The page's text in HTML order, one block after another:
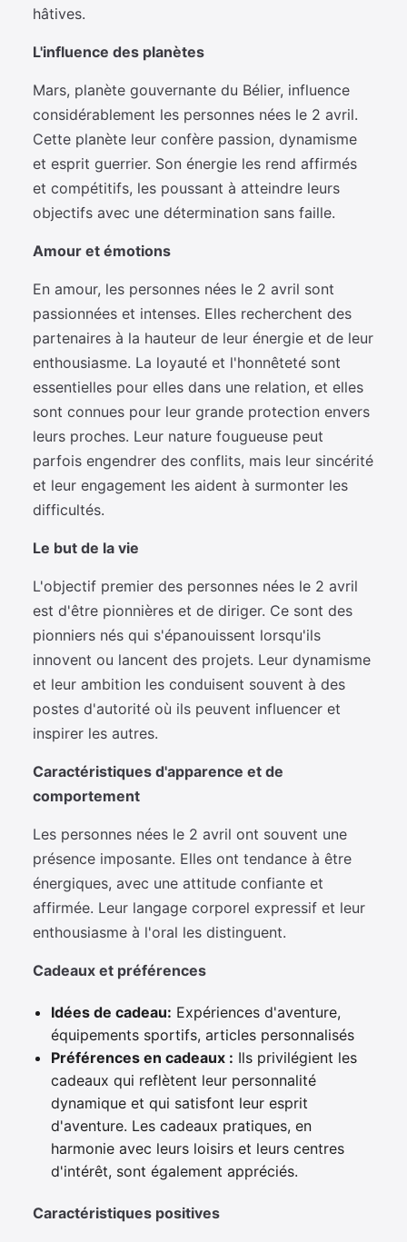
hâtives.
L'influence des planètes
Mars, planète gouvernante du Bélier, influence
considérablement les personnes nées le 2 avril.
Cette planète leur confère passion, dynamisme
et esprit guerrier. Son énergie les rend affirmés
et compétitifs, les poussant à atteindre leurs
objectifs avec une détermination sans faille.
Amour et émotions
En amour, les personnes nées le 2 avril sont
passionnées et intenses. Elles recherchent des
partenaires à la hauteur de leur énergie et de leur
enthousiasme. La loyauté et l'honnêteté sont
essentielles pour elles dans une relation, et elles
sont connues pour leur grande protection envers
leurs proches. Leur nature fougueuse peut
parfois engendrer des conflits, mais leur sincérité
et leur engagement les aident à surmonter les
difficultés.
Le but de la vie
L'objectif premier des personnes nées le 2 avril
est d'être pionnières et de diriger. Ce sont des
pionniers nés qui s'épanouissent lorsqu'ils
innovent ou lancent des projets. Leur dynamisme
et leur ambition les conduisent souvent à des
postes d'autorité où ils peuvent influencer et
inspirer les autres.
Caractéristiques d'apparence et de
comportement
Les personnes nées le 2 avril ont souvent une
présence imposante. Elles ont tendance à être
énergiques, avec une attitude confiante et
affirmée. Leur langage corporel expressif et leur
enthousiasme à l'oral les distinguent.
Cadeaux et préférences
Idées de cadeau: Expériences d'aventure,
équipements sportifs, articles personnalisés
Préférences en cadeaux : Ils privilégient les
cadeaux qui reflètent leur personnalité
dynamique et qui satisfont leur esprit
d'aventure. Les cadeaux pratiques, en
harmonie avec leurs loisirs et leurs centres
d'intérêt, sont également appréciés.
Caractéristiques positives